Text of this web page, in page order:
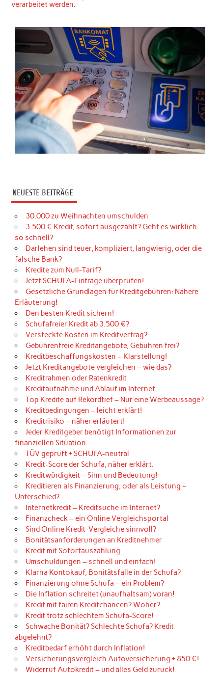
verarbeitet werden.
NEUESTE BEITRÄGE
30.000 zu Weihnachten umschulden
3.500 € Kredit, sofort ausgezahlt? Geht es wirklich
so schnell?
Darlehen sind teuer, kompliziert, langwierig, oder die
falsche Bank?
Kredite zum Null-Tarif?
Jetzt SCHUFA-Einträge überprüfen!
Gesetzliche Grundlagen für Kreditgebühren: Nähere
Erläuterung!
Den besten Kredit sichern!
Schufafreier Kredit ab 3.500 €?
Versteckte Kosten im Kreditvertrag?
Gebührenfreie Kreditangebote, Gebühren frei?
Kreditbeschaffungskosten – Klarstellung!
Jetzt Kreditangebote vergleichen – wie das?
Kreditrahmen oder Ratenkredit
Kreditaufnahme und Ablauf im Internet.
Top Kredite auf Rekordtief – Nur eine Werbeaussage?
Kreditbedingungen – leicht erklärt!
Kreditrisiko – näher erläutert!
Jeder Kreditgeber benötigt Informationen zur
finanziellen Situation
TÜV geprüft + SCHUFA-neutral
Kredit-Score der Schufa, näher erklärt.
Kreditwürdigkeit – Sinn und Bedeutung!
Kreditieren als Finanzierung, oder als Leistung –
Unterschied?
Internetkredit – Kreditsuche im Internet?
Finanzcheck – ein Online Vergleichsportal
Sind Online Kredit-Vergleiche sinnvoll?
Bonitätsanforderungen an Kreditnehmer
Kredit mit Sofortauszahlung
Umschuldungen – schnell und einfach!
Klarna Kontokauf, Bonitätsfalle in der Schufa?
Finanzierung ohne Schufa – ein Problem?
Die Inflation schreitet (unaufhaltsam) voran!
Kredit mit fairen Kreditchancen? Woher?
Kredit trotz schlechtem Schufa-Score!
Schwache Bonität? Schlechte Schufa? Kredit
abgelehnt?
Kreditbedarf erhöht durch Inflation!
Versicherungsvergleich Autoversicherung + 850 €!
Widerruf Autokredit – und alles Geld zurück!